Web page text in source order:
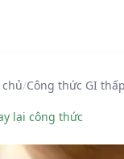
/Công thức GI thấp
lại công thức